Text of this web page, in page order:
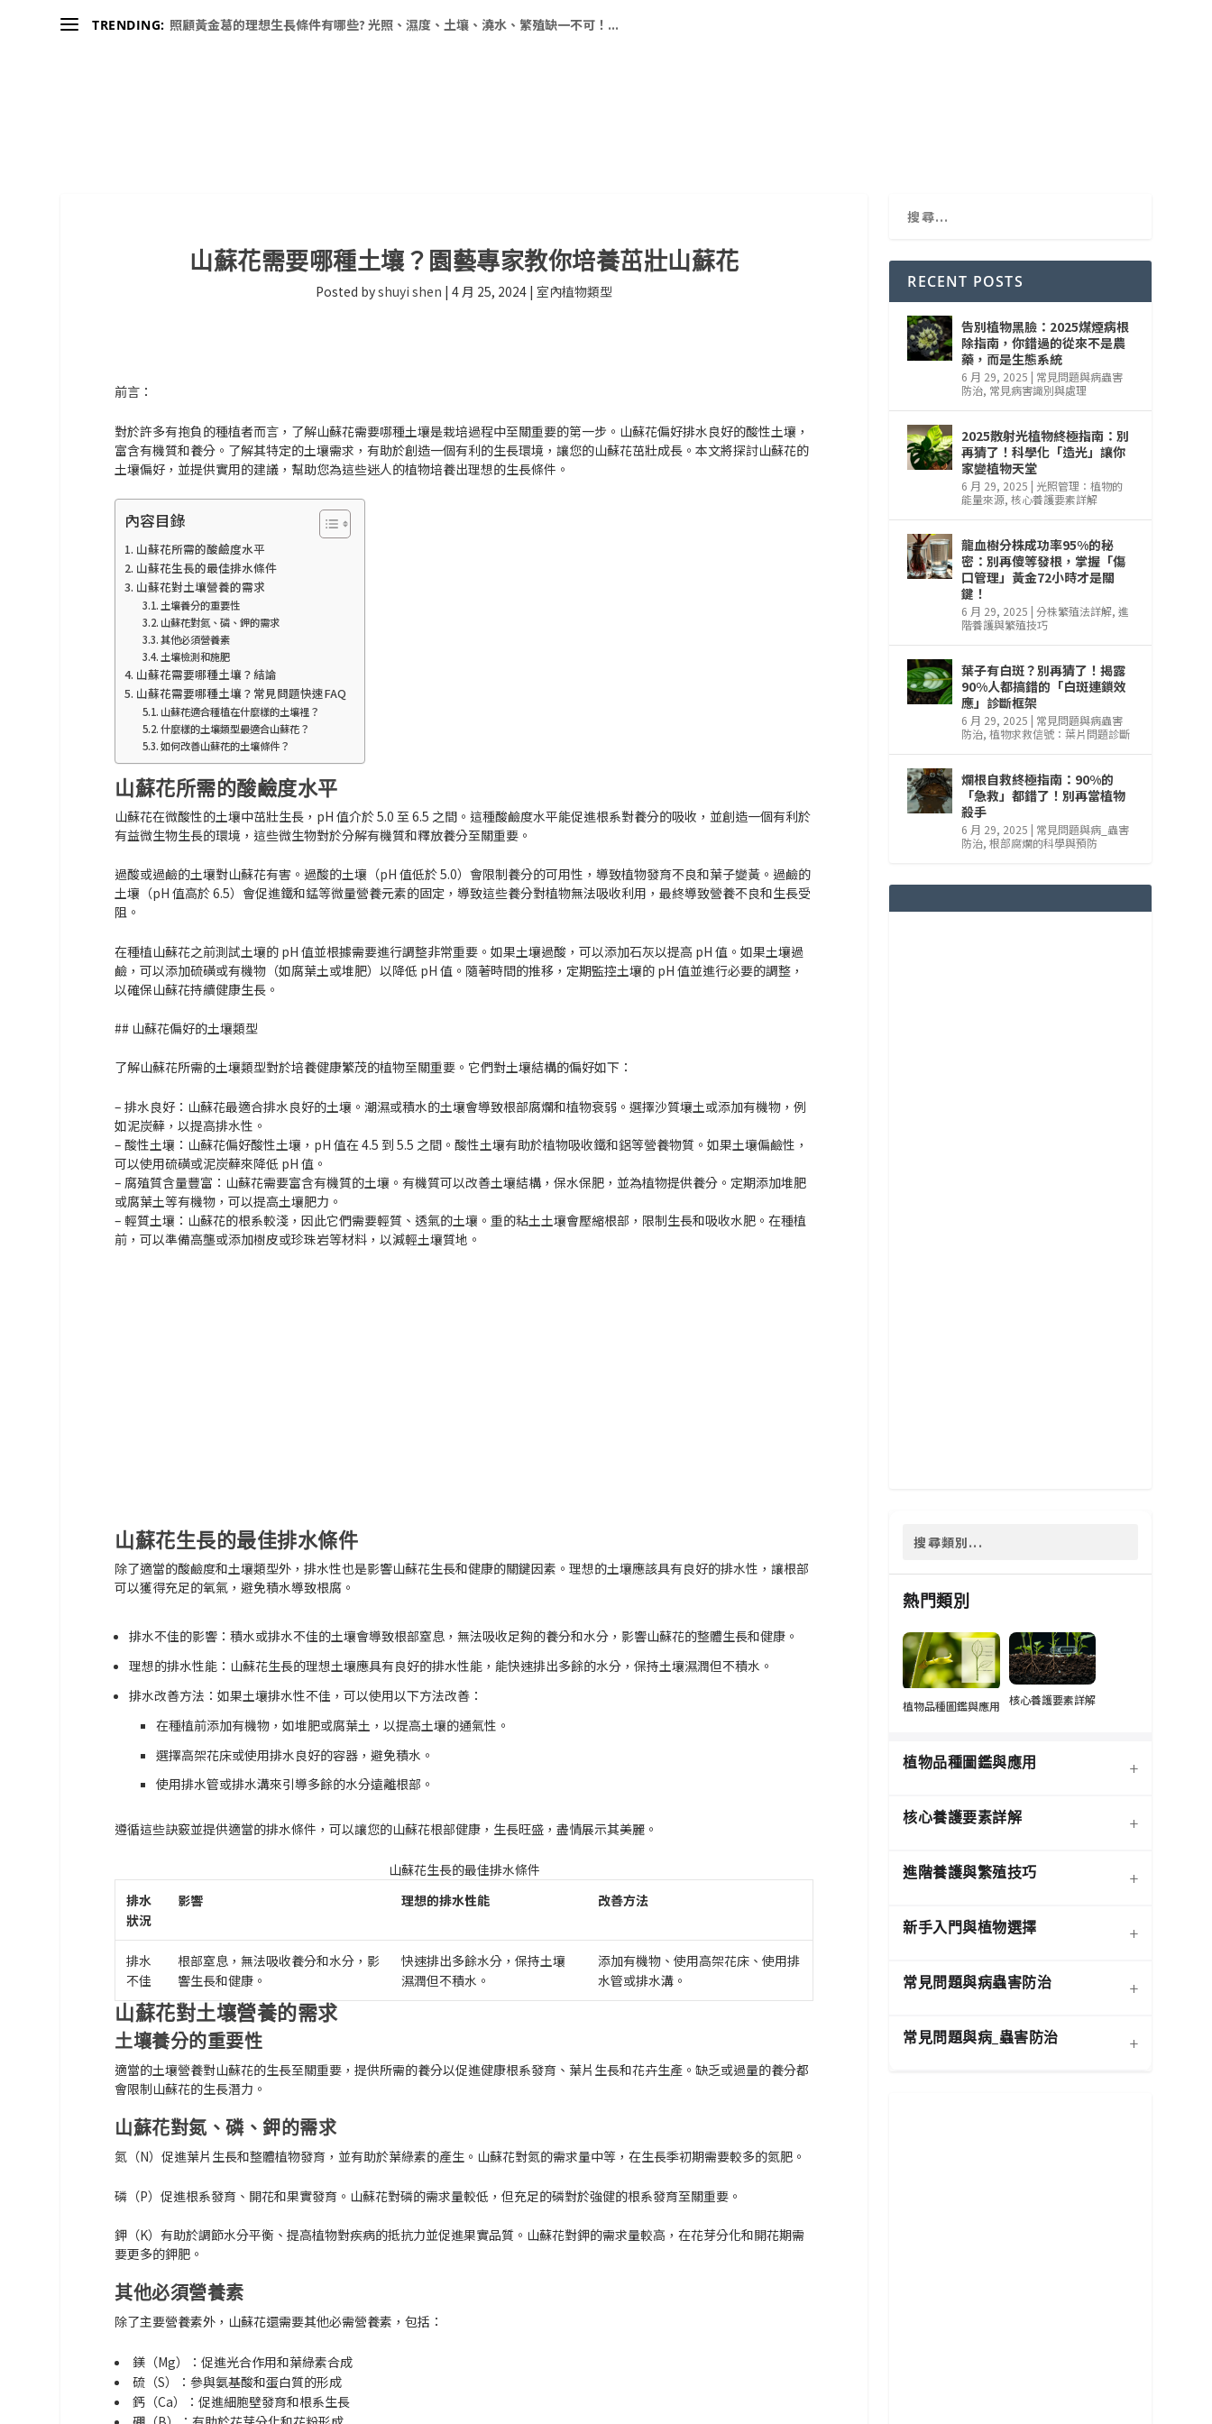
TRENDING: 照顧黃金葛的理想生長條件有哪些? 光照、濕度、土壤、澆水、繁殖缺一不可！...
山蘇花需要哪種土壤？園藝專家教你培養茁壯山蘇花
Posted byshuyi shen |4 月 25, 2024 | 室內植物類型
前言：
對於許多有抱負的種植者而言，了解山蘇花需要哪種土壤是栽培過程中至關重要的第一步。山蘇花偏好排水良好的酸性土壤，
富含有機質和養分。了解其特定的土壤需求，有助於創造一個有利的生長環境，讓您的山蘇花茁壯成長。本文將探討山蘇花的
土壤偏好，並提供實用的建議，幫助您為這些迷人的植物培養出理想的生長條件。
內容目錄
山蘇花所需的酸鹼度水平
山蘇花生長的最佳排水條件
山蘇花對土壤營養的需求
土壤養分的重要性
山蘇花對氮、磷、鉀的需求
其他必須營養素
土壤檢測和施肥
山蘇花需要哪種土壤？結論
山蘇花需要哪種土壤？常見問題快速FAQ
山蘇花適合種植在什麼樣的土壤裡？
什麼樣的土壤類型最適合山蘇花？
如何改善山蘇花的土壤條件？
山蘇花所需的酸鹼度水平
山蘇花在微酸性的土壤中茁壯生長，pH 值介於 5.0 至 6.5 之間。這種酸鹼度水平能促進根系對養分的吸收，並創造一個有利於
有益微生物生長的環境，這些微生物對於分解有機質和釋放養分至關重要。
過酸或過鹼的土壤對山蘇花有害 。過酸的土壤（pH 值低於 5.0）會限制養分的可用性，導致植物發育不良和葉子變黃。過鹼的
土壤（pH 值高於 6.5）會促進鐵和錳等微量營養元素的固定，導致這些養分對植物無法吸收利用，最終導致營養不良和生長受
阻。
在種植山蘇花之前測試土壤的 pH 值並根據需要進行調整非常重要。如果土壤過酸，可以添加石灰以提高 pH 值。如果土壤過
鹼，可以添加硫磺或有機物（如腐葉土或堆肥）以降低 pH 值。隨著時間的推移，定期監控土壤的 pH 值並進行必要的調整，
以確保山蘇花持續健康生長。
## 山蘇花偏好的土壤類型
了解山蘇花所需的土壤類型對於培養健康繁茂的植物至關重要。它們對土壤結構的偏好如下：
– 排水良好：山蘇花最適合排水良好的土壤。潮濕或積水的土壤會導致根部腐爛和植物衰弱。選擇沙質壤土或添加有機物，例
如泥炭蘚，以提高排水性。
– 酸性土壤：山蘇花偏好酸性土壤，pH 值在 4.5 到 5.5 之間。酸性土壤有助於植物吸收鐵和鋁等營養物質。如果土壤偏鹼性，
可以使用硫磺或泥炭蘚來降低 pH 值。
– 腐殖質含量豐富：山蘇花需要富含有機質的土壤。有機質可以改善土壤結構，保水保肥，並為植物提供養分。定期添加堆肥
或腐葉土等有機物，可以提高土壤肥力。
– 輕質土壤：山蘇花的根系較淺，因此它們需要輕質、透氣的土壤。重的粘土土壤會壓縮根部，限制生長和吸收水肥。在種植
前，可以準備高壟或添加樹皮或珍珠岩等材料，以減輕土壤質地。
山蘇花生長的最佳排水條件
除了適當的酸鹼度和土壤類型外，排水性也是影響山蘇花生長和健康的關鍵因素。理想的土壤應該具有良好的排水性，讓根部
可以獲得充足的氧氣，避免積水導致根腐。
排水不佳的影響：積水或排水不佳的土壤會導致根部窒息，無法吸收足夠的養分和水分，影響山蘇花的整體生長和健康。
理想的排水性能： 山蘇花生長的理想土壤應具有良好的排水性能，能快速排出多餘的水分，保持土壤濕潤但不積水。
排水改善方法：如果土壤排水性不佳，可以使用以下方法改善：
在種植前添加有機物，如堆肥或腐葉土，以提高土壤的通氣性。
選擇高架花床或使用排水良好的容器，避免積水。
使用排水管或排水溝來引導多餘的水分遠離根部。
遵循這些訣竅並提供適當的排水條件，可以讓您的山蘇花根部健康，生長旺盛，盡情展示其美麗。
山蘇花生長的最佳排水條件
排水
狀況
影響 理想的排水性能 改善方法
排水
不佳
根部窒息，無法吸收養分和水分，影
響生長和健康。
快速排出多餘水分，保持土壤
濕潤但不積水。
添加有機物、使用高架花床、使用排
水管或排水溝。
山蘇花對土壤營養的需求
土壤養分的重要性
適當的土壤營養對山蘇花的生長至關重要，提供所需的養分以促進健康根系發育、葉片生長和花卉生產。缺乏或過量的養分都
會限制山蘇花的生長潛力。
山蘇花對氮、磷、鉀的需求
氮（N）促進葉片生長和整體植物發育，並有助於葉綠素的產生。山蘇花對氮的需求量中等，在生長季初期需要較多的氮肥。
磷（P）促進根系發育、開花和果實發育。山蘇花對磷的需求量較低，但充足的磷對於強健的根系發育至關重要。
鉀（K）有助於調節水分平衡、提高植物對疾病的抵抗力並促進果實品質。山蘇花對鉀的需求量較高，在花芽分化和開花期需
要更多的鉀肥。
其他必須營養素
除了主要營養素外，山蘇花還需要其他必需營養素，包括：
鎂（Mg）：促進光合作用和葉綠素合成
硫（S）：參與氨基酸和蛋白質的形成
鈣（Ca）：促進細胞壁發育和根系生長
RECENT POSTS
告別植物黑臉：2025煤煙病根
除指南，你錯過的從來不是農
藥，而是生態系統
6 月 29, 2025 | 常見問題與病蟲害
防治, 常見病害識別與處理
2025散射光植物終極指南：別
再猜了！科學化「造光」讓你
家變植物天堂
6 月 29, 2025 | 光照管理：植物的
能量來源,核心養護要素詳解
龍血樹分株成功率95%的秘
密：別再傻等發根，掌握「傷
口管理」黃金72小時才是關
鍵！
6 月 29, 2025 |分株繁殖法詳解,進
階養護與繁殖技巧
葉子有白斑？別再猜了！揭露
90%人都搞錯的「白斑連鎖效
應」診斷框架
6 月 29, 2025 | 常見問題與病蟲害
防治,植物求救信號：葉片問題診斷
爛根自救終極指南：90%的
「急救」都錯了！別再當植物
殺手
6 月 29, 2025 | 常見問題與病_蟲害
防治,根部腐爛的科學與預防
熱門類別
植物品種圖鑑與應用 核心養護要素詳解
植物品種圖鑑與應用 +
核心養護要素詳解 +
進階養護與繁殖技巧 +
新手入門與植物選擇 +
常見問題與病蟲害防治 +
常見問題與病_蟲害防治 +